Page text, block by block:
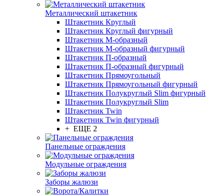
Металлический штакетник
Штакетник Круглый
Штакетник Круглый фигурный
Штакетник М-образный
Штакетник М-образный фигурный
Штакетник П-образный
Штакетник П-образный фигурный
Штакетник Прямоугольный
Штакетник Прямоугольный фигурный
Штакетник Полукруглый Slim фигурный
Штакетник Полукруглый Slim
Штакетник Twin
Штакетник Twin фигурный
+ ЕЩЕ 2
Панельные ограждения
Модульные ограждения
Заборы жалюзи